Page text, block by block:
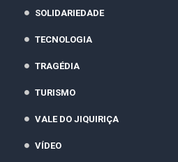
SOLIDARIEDADE
TECNOLOGIA
TRAGÉDIA
TURISMO
VALE DO JIQUIRIÇA
VÍDEO